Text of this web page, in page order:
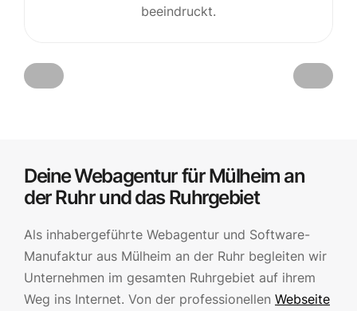
beeindruckt.
Deine Webagentur für Mülheim an
der Ruhr und das Ruhrgebiet
Als inhabergeführte Webagentur und Software-
Manufaktur aus Mülheim an der Ruhr begleiten wir
Unternehmen im gesamten Ruhrgebiet auf ihrem
Weg ins Internet. Von der professionellen Webseite